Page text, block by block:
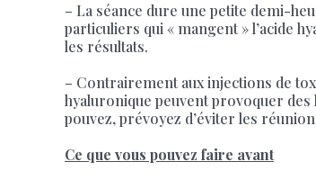
– La séance dure une petite demi-
particuliers qui « mangent » l’acide
les résultats.
– Contrairement aux injections de
hyaluronique peuvent provoquer des
pouvez, prévoyez d’éviter les
Ce que vous pouvez faire avant